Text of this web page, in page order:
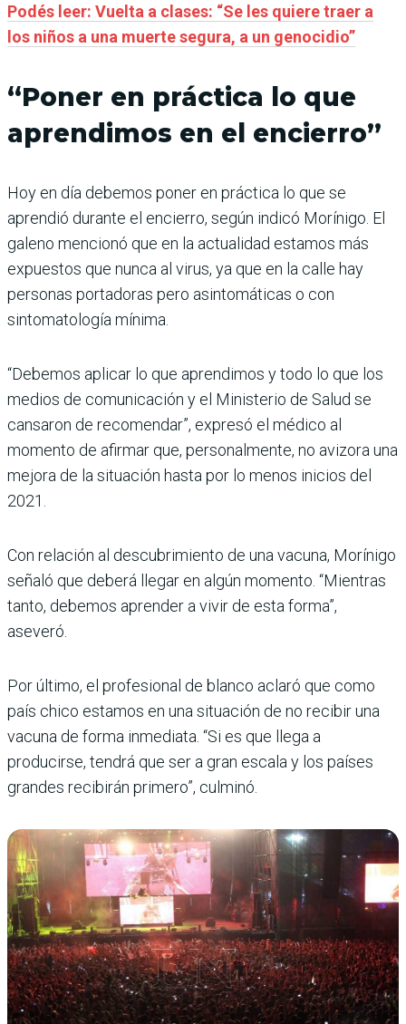
Podés leer: Vuelta a clases: “Se les quiere traer a
los niños a una muerte segura, a un genocidio”
“Poner en práctica lo que
aprendimos en el encierro”
Hoy en día debemos poner en práctica lo que se
aprendió durante el encierro, según indicó Morínigo. El
galeno mencionó que en la actualidad estamos más
expuestos que nunca al virus, ya que en la calle hay
personas portadoras pero asintomáticas o con
sintomatología mínima.
“Debemos aplicar lo que aprendimos y todo lo que los
medios de comunicación y el Ministerio de Salud se
cansaron de recomendar”, expresó el médico al
momento de afirmar que, personalmente, no avizora una
mejora de la situación hasta por lo menos inicios del
2021.
Con relación al descubrimiento de una vacuna, Morínigo
señaló que deberá llegar en algún momento. “Mientras
tanto, debemos aprender a vivir de esta forma”,
aseveró.
Por último, el profesional de blanco aclaró que como
país chico estamos en una situación de no recibir una
vacuna de forma inmediata. “Si es que llega a
producirse, tendrá que ser a gran escala y los países
grandes recibirán primero”, culminó.